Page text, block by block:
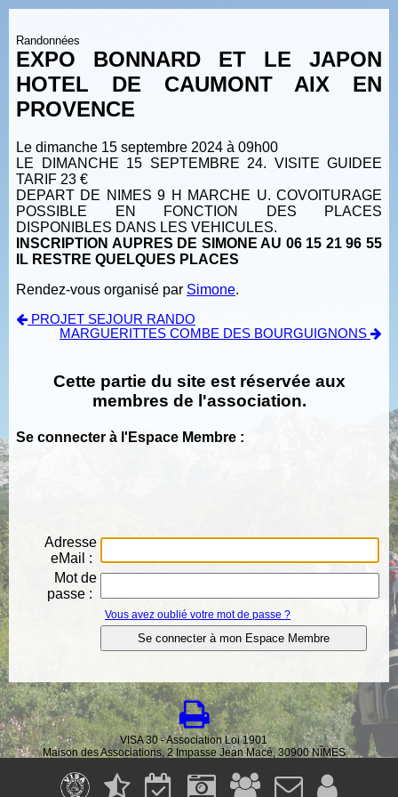
Randonnées
EXPO BONNARD ET LE JAPON
HOTEL DE CAUMONT AIX EN
PROVENCE
Le dimanche 15 septembre 2024 à 09h00
LE DIMANCHE 15 SEPTEMBRE 24. VISITE GUIDEE
TARIF 23 €
DEPART DE NIMES 9 H MARCHE U. COVOITURAGE
POSSIBLE EN FONCTION DES PLACES
DISPONIBLES DANS LES VEHICULES.
INSCRIPTION AUPRES DE SIMONE AU 06 15 21 96 55
IL RESTRE QUELQUES PLACES
Rendez-vous organisé par Simone.
PROJET SEJOUR RANDO
MARGUERITTES COMBE DES BOURGUIGNONS
Cette partie du site est réservée aux
membres de l'association.
Se connecter à l'Espace Membre :
Adresse
eMail :
Mot de
passe :
Vous avez oublié votre mot de passe ?
VISA 30 - Association Loi 1901
Maison des Associations, 2 Impasse Jean Macé, 30900 NÎMES
Agrément préfectoral Jeunesse et Education Populaire : 30/JEP/159/1994